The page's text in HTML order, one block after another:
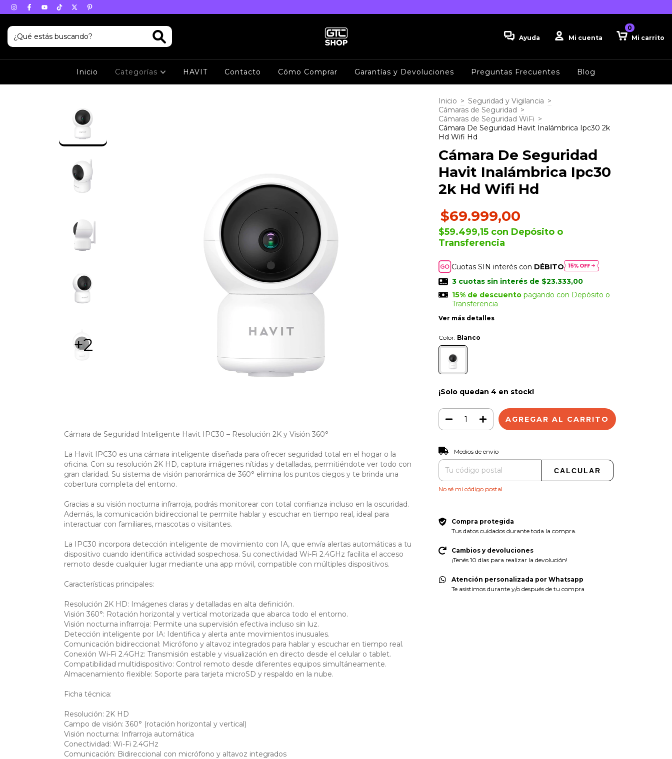
Ayuda Mi cuenta Mi carrito
0
Inicio Categorías HAVIT Contacto Cómo Comprar Garantías y Devoluciones Preguntas Frecuentes Blog
+2
Cámara de Seguridad Inteligente Havit IPC30 – Resolución 2K y Visión 360°
La Havit IPC30 es una cámara inteligente diseñada para ofrecer seguridad total en el hogar o la
oficina. Con su resolución 2K HD, captura imágenes nítidas y detalladas, permitiéndote ver todo con
gran claridad. Su sistema de visión panorámica de 360° elimina los puntos ciegos y te brinda una
cobertura completa del entorno.
Gracias a su visión nocturna infrarroja, podrás monitorear con total confianza incluso en la oscuridad.
Además, la comunicación bidireccional te permite hablar y escuchar en tiempo real, ideal para
interactuar con familiares, mascotas o visitantes.
La IPC30 incorpora detección inteligente de movimiento con IA, que envía alertas automáticas a tu
dispositivo cuando identifica actividad sospechosa. Su conectividad Wi-Fi 2.4GHz facilita el acceso
remoto desde cualquier lugar mediante una app móvil, compatible con múltiples dispositivos.
Características principales:
Resolución 2K HD: Imágenes claras y detalladas en alta definición.
Visión 360°: Rotación horizontal y vertical motorizada que abarca todo el entorno.
Visión nocturna infrarroja: Permite una supervisión efectiva incluso sin luz.
Detección inteligente por IA: Identifica y alerta ante movimientos inusuales.
Comunicación bidireccional: Micrófono y altavoz integrados para hablar y escuchar en tiempo real.
Conexión Wi-Fi 2.4GHz: Transmisión estable y visualización en directo desde el celular o tablet.
Compatibilidad multidispositivo: Control remoto desde diferentes equipos simultáneamente.
Almacenamiento flexible: Soporte para tarjeta microSD y respaldo en la nube.
Ficha técnica:
Resolución: 2K HD
Campo de visión: 360° (rotación horizontal y vertical)
Visión nocturna: Infrarroja automática
Conectividad: Wi-Fi 2.4GHz
Comunicación: Bidireccional con micrófono y altavoz integrados
Inicio > Seguridad y Vigilancia >
Cámaras de Seguridad >
Cámaras de Seguridad WiFi >
Cámara De Seguridad Havit Inalámbrica Ipc30 2k
Hd Wifi Hd
Cámara De Seguridad
Havit Inalámbrica Ipc30
2k Hd Wifi Hd
$69.999,00
$59.499,15 con Depósito o
Transferencia
Cuotas SIN interés con DÉBITO
3 cuotas sin interés de $23.333,00
15% de descuentopagando con Depósito o
Transferencia
Ver más detalles
Color: Blanco
¡Solo quedan 4 en stock!
Entregas para el CP:
Medios de envío
CALCULAR
No sé mi código postal
Compra protegida
Tus datos cuidados durante toda la compra.
Cambios y devoluciones
¡Tenés 10 días para realizar la devolución!
Atención personalizada por Whatsapp
Te asistimos durante y/o después de tu compra